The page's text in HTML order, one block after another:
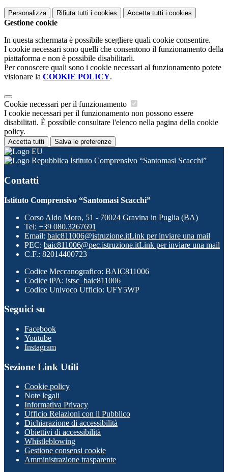
Personalizza Rifiuta tutti i cookies Accetta tutti i cookies
Gestione cookie
In questa schermata è possibile scegliere quali cookie consentire.
I cookie necessari sono quelli che consentono il funzionamento della
piattaforma e non è possibile disabilitarli.
Per conoscere quali sono i cookie necessari al funzionamento potete
visionare la COOKIE POLICY.
Cookie necessari per il funzionamento
I cookie necessari per il funzionamento non possono essere
disabilitati. È possibile consultare l'elenco nella pagina della cookie
policy.
Accetta tutti Salva le preferenze
Istituto Comprensivo “Santomasi Scacchi”
Contatti
Istituto Comprensivo “Santomasi Scacchi”
Corso Aldo Moro, 51 - 70024 Gravina in Puglia (BA)
Tel: +39 080.3267691
Email: baic811006@istruzione.itLink per inviare una mail
PEC: baic811006@pec.istruzione.itLink per inviare una mail
C.F.: 82014400723
Codice Meccanografico: BAIC811006
Codice iPA: istsc_baic811006
Codice Univoco Ufficio: UFY5WP
Seguici su
Facebook
Youtube
Instagram
Sezione Link Utili
Cookie policy
Note legali
Informativa Privacy
Ufficio Relazioni con il Pubblico
Dichiarazione di accessibilità
Obiettivi di accessibilità
Whistleblowing
Gestione consensi cookie
Amministrazione trasparente